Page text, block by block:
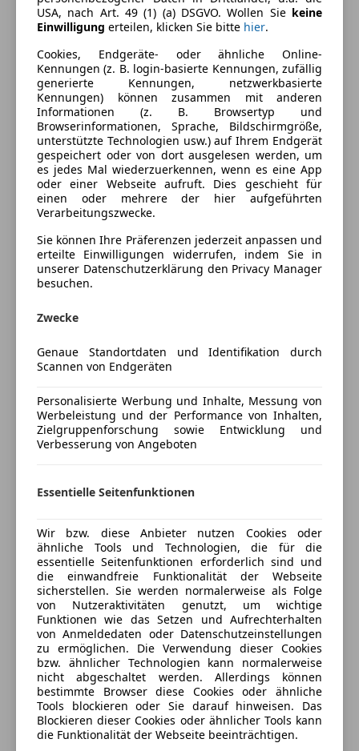
Komfort
2-Zonen-Klimaautomatik
Armlehne
Beheizbares Lenkrad
Berganfahrassistent
Einparkhilfe
Einparkhilfe Rückfahrkamera
Einparkhilfe selbstlenkendes System
Einparkhilfe Sensoren hinten
Einparkhilfe Sensoren vorne
Elektrische Fensterheber
Elektrische Heckklappe
Elektrische Seitenspiegel
Getönte Scheiben
Lichtsensor
Multifunktionslenkrad
Navigationssystem
Regensensor
Schlüssellose Zentralverriegelung
Sitzheizung
Start/Stop-Automatik
Unterhaltung/Media
Android Auto
Apple CarPlay
Bluetooth
Bordcomputer
Freisprecheinrichtung
Induktionsladen für Smartphones
Radio
USB
Volldigitales Kombiinstrument
Sicherheit
ABS
Mehr anzeigen
Farbe und Innenausstattung
Außenfarbe
Weiß
Lackierung
Andere
Preisbewertung
Versicherung
Kfz-Versicherung
Versicherungsschutz an Ihre Bedürfnisse
anpassen
Freischaden-Gutschein ab Stufe 0
Auto einfach online versichern & Rabatt holen
Verkäufer Händler
Porsche Inter Auto GmbH & Co KG
Sternebewertung 4.5 von 5
4,5 Sterne
(92% Weiterempfehlungen)
Anbieter auf AutoScout24 seit 2021
Verkauf
Geschlossen
Öffnet um 9:00 Sa.
USA, nach Art. 49 (1) (a) DSGVO. Wollen Sie keine
Einwilligung erteilen, klicken Sie bitte hier.
Cookies, Endgeräte- oder ähnliche Online-
Kennungen (z. B. login-basierte Kennungen, zufällig
generierte Kennungen, netzwerkbasierte
Kennungen) können zusammen mit anderen
Informationen (z. B. Browsertyp und
Browserinformationen, Sprache, Bildschirmgröße,
unterstützte Technologien usw.) auf Ihrem Endgerät
gespeichert oder von dort ausgelesen werden, um
es jedes Mal wiederzuerkennen, wenn es eine App
oder einer Webseite aufruft. Dies geschieht für
einen oder mehrere der hier aufgeführten
Verarbeitungszwecke.
Sie können Ihre Präferenzen jederzeit anpassen und
erteilte Einwilligungen widerrufen, indem Sie in
unserer Datenschutzerklärung den Privacy Manager
besuchen.
Zwecke
Genaue Standortdaten und Identifikation durch
Scannen von Endgeräten
Personalisierte Werbung und Inhalte, Messung von
Werbeleistung und der Performance von Inhalten,
Zielgruppenforschung sowie Entwicklung und
Verbesserung von Angeboten
Essentielle Seitenfunktionen
Wir bzw. diese Anbieter nutzen Cookies oder
ähnliche Tools und Technologien, die für die
essentielle Seitenfunktionen erforderlich sind und
die einwandfreie Funktionalität der Webseite
sicherstellen. Sie werden normalerweise als Folge
von Nutzeraktivitäten genutzt, um wichtige
Funktionen wie das Setzen und Aufrechterhalten
von Anmeldedaten oder Datenschutzeinstellungen
zu ermöglichen. Die Verwendung dieser Cookies
bzw. ähnlicher Technologien kann normalerweise
nicht abgeschaltet werden. Allerdings können
bestimmte Browser diese Cookies oder ähnliche
Tools blockieren oder Sie darauf hinweisen. Das
Blockieren dieser Cookies oder ähnlicher Tools kann
die Funktionalität der Webseite beeinträchtigen.